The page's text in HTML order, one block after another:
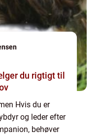
du rigtigt til
Hvis du er
og leder efter
behøver